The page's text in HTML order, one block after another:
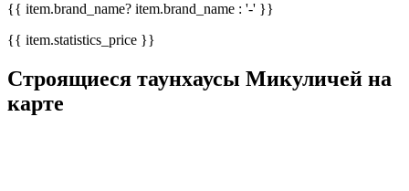
{{ item.brand_name? item.brand_name : '-' }}
{{ item.statistics_price }}
Строящиеся таунхаусы Микуличей на
карте